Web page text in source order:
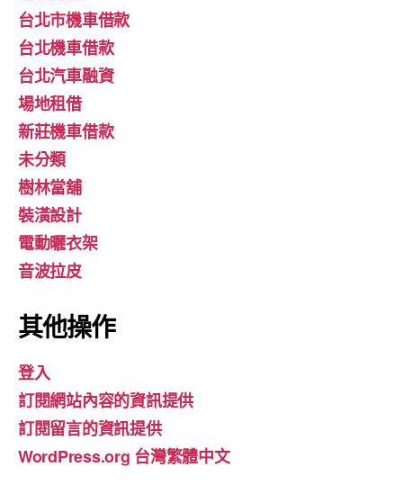
台北市機車借款
台北機車借款
台北汽車融資
場地租借
新莊機車借款
未分類
樹林當舖
裝潢設計
電動曬衣架
音波拉皮
其他操作
登入
訂閱網站內容的資訊提供
訂閱留言的資訊提供
WordPress.org 台灣繁體中文